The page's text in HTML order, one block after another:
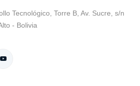
Tecnológico, Torre B, Av. Sucre, s/n
- Bolivia